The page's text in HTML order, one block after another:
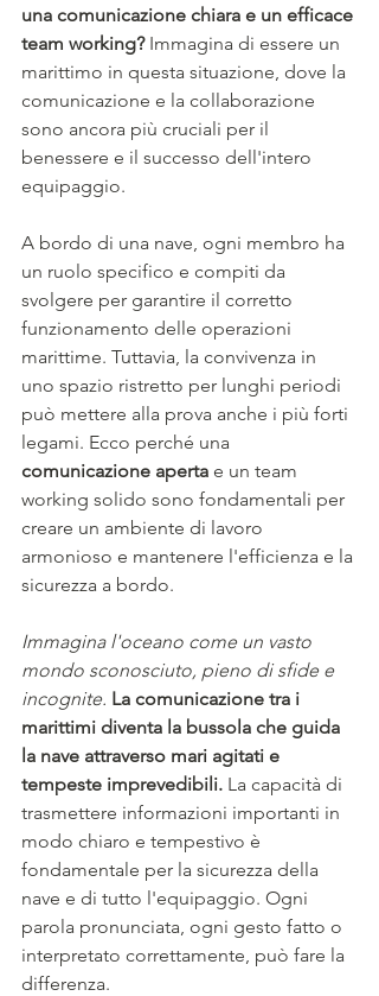
una comunicazione chiara e un efficace
team working? Immagina di essere un
marittimo in questa situazione, dove la
comunicazione e la collaborazione
sono ancora più cruciali per il
benessere e il successo dell'intero
equipaggio.
A bordo di una nave, ogni membro ha
un ruolo specifico e compiti da
svolgere per garantire il corretto
funzionamento delle operazioni
marittime. Tuttavia, la convivenza in
uno spazio ristretto per lunghi periodi
può mettere alla prova anche i più forti
legami. Ecco perché una
comunicazione aperta e un team
working solido sono fondamentali per
creare un ambiente di lavoro
armonioso e mantenere l'efficienza e la
sicurezza a bordo.
Immagina l'oceano come un vasto
mondo sconosciuto, pieno di sfide e
incognite. La comunicazione tra i
marittimi diventa la bussola che guida
la nave attraverso mari agitati e
tempeste imprevedibili. La capacità di
trasmettere informazioni importanti in
modo chiaro e tempestivo è
fondamentale per la sicurezza della
nave e di tutto l'equipaggio. Ogni
parola pronunciata, ogni gesto fatto o
interpretato correttamente, può fare la
differenza.